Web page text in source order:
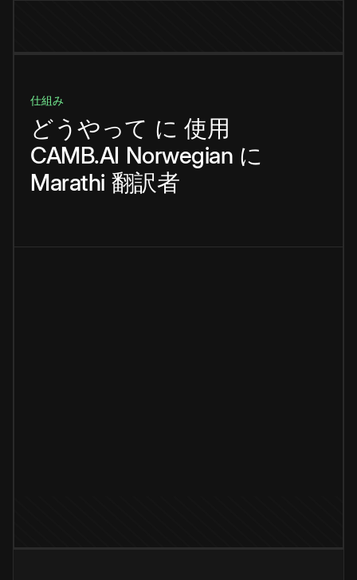
仕組み
どうやって に 使用
CAMB.AI Norwegian に
Marathi 翻訳者